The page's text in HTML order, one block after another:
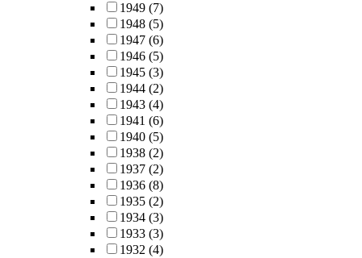
1949 (7)
1948 (5)
1947 (6)
1946 (5)
1945 (3)
1944 (2)
1943 (4)
1941 (6)
1940 (5)
1938 (2)
1937 (2)
1936 (8)
1935 (2)
1934 (3)
1933 (3)
1932 (4)